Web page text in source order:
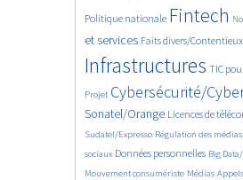
Politique nationale
5186/5661 Fintech
682/5661
2415/5661
et services
1579/5661 Faits divers/Contentieux
836/5661
5661/5661
Infrastructures
1843/5661
TIC
195/5661
246/5661
Projet
3609/5661Cybersécurité/
2326/5661
Sonatel/Orange
1636/5661 Licences de
292/5661
Sudatel/Expresso
1025/5661 Régulation des médias
1521/5661
1189/5661
sociaux
1661/5661Données personnelles
143/5661 Big
636/5661
Mouvement consumériste
365/5661 Médias
684/5661
1762/5661